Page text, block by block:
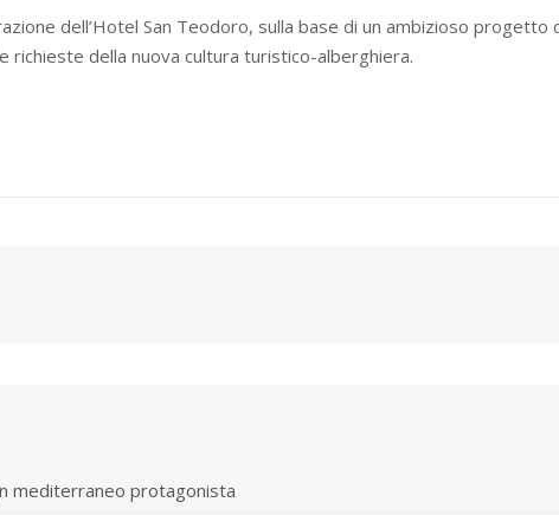
dell’Hotel San Teodoro, sulla base di un ambizioso progetto
richieste della nuova cultura turistico-alberghiera.
mediterraneo protagonista